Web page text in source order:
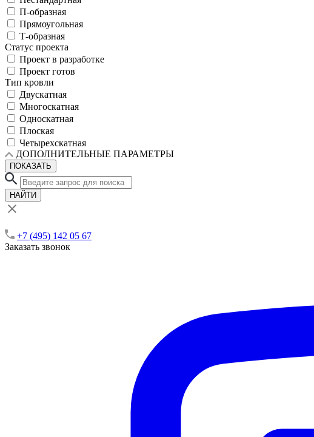
П-образная
Прямоугольная
Т-образная
Статус проекта
Проект в разработке
Проект готов
Тип кровли
Двускатная
Многоскатная
Односкатная
Плоская
Четырехскатная
ДОПОЛНИТЕЛЬНЫЕ ПАРАМЕТРЫ
ПОКАЗАТЬ
НАЙТИ
+7 (495) 142 05 67
Заказать звонок